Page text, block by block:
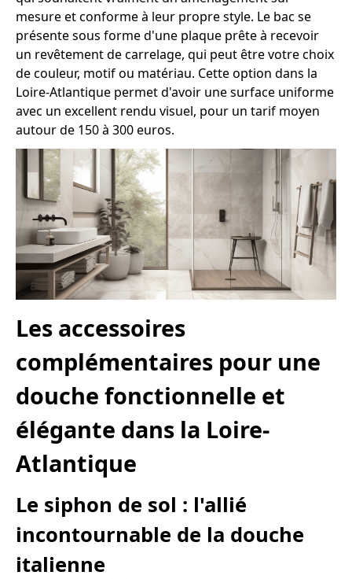
mesure et conforme à leur propre style. Le bac se
présente sous forme d'une plaque prête à recevoir
un revêtement de carrelage, qui peut être votre choix
de couleur, motif ou matériau. Cette option dans la
Loire-Atlantique permet d'avoir une surface uniforme
avec un excellent rendu visuel, pour un tarif moyen
autour de 150 à 300 euros.
Les accessoires
complémentaires pour une
douche fonctionnelle et
élégante dans la Loire-
Atlantique
Le siphon de sol : l'allié
incontournable de la douche
italienne